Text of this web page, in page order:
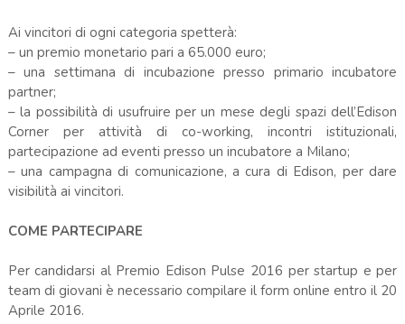
Ai vincitori di ogni categoria spetterà:
– un premio monetario pari a 65.000 euro;
– una settimana di incubazione presso primario incubatore
partner;
– la possibilità di usufruire per un mese degli spazi dell’Edison
Corner per attività di co-working, incontri istituzionali,
partecipazione ad eventi presso un incubatore a Milano;
– una campagna di comunicazione, a cura di Edison, per dare
visibilità ai vincitori.
COME PARTECIPARE
Per candidarsi al Premio Edison Pulse 2016 per startup e per
team di giovani è necessario compilare il form online entro il 20
Aprile 2016.